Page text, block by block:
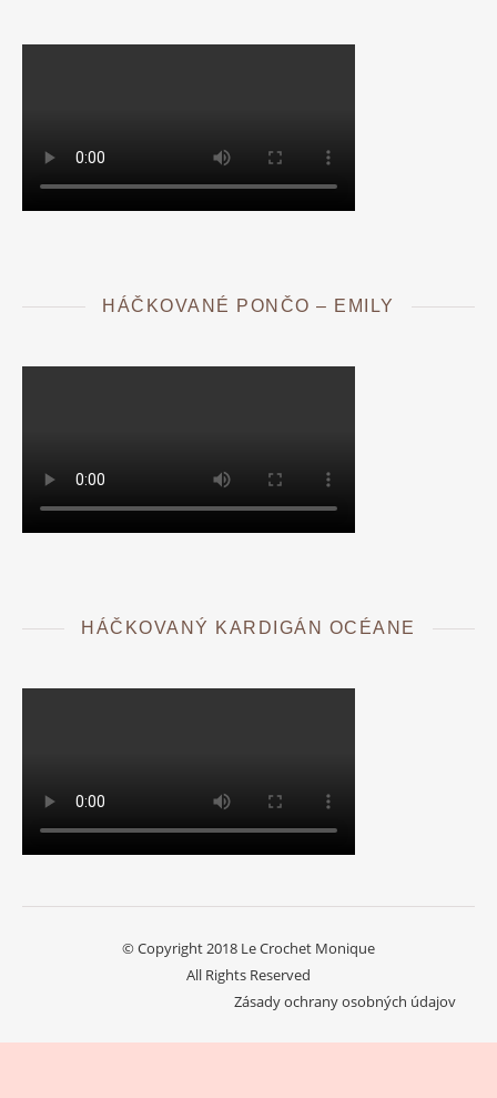
HÁČKOVANÉ PONČO – EMILY
HÁČKOVANÝ KARDIGÁN OCÉANE
© Copyright 2018 Le Crochet Monique
All Rights Reserved
Zásady ochrany osobných údajov